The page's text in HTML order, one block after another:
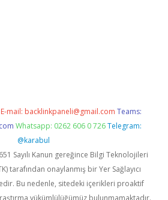
E-mail: backlinkpaneli@gmail.com Teams:
Whatsapp: 0262 606 0 726 Telegram:
@karabul
Sayılı Kanun gereğince Bilgi Teknolojileri
tarafından onaylanmış bir Yer Sağlayıcı
Bu nedenle, sitedeki içerikleri proaktif
yükümlülüğümüz bulunmamaktadır.